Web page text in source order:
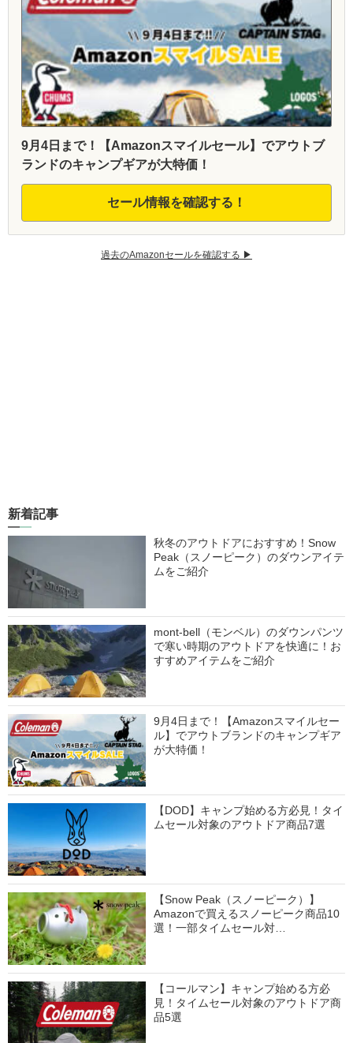
9月4日まで！【Amazonスマイルセール】でアウトブ
ランドのキャンプギアが大特価！
セール情報を確認する！
過去のAmazonセールを確認する ▶︎
新着記事
秋冬のアウトドアにおすすめ！Snow
Peak（スノーピーク）のダウンアイテ
ムをご紹介
mont-bell（モンベル）のダウンパンツ
で寒い時期のアウトドアを快適に！お
すすめアイテムをご紹介
9月4日まで！【Amazonスマイルセー
ル】でアウトブランドのキャンプギア
が大特価！
【DOD】キャンプ始める方必見！タイ
ムセール対象のアウトドア商品7選
【Snow Peak（スノーピーク）】
Amazonで買えるスノーピーク商品10
選！一部タイムセール対…
【コールマン】キャンプ始める方必
見！タイムセール対象のアウトドア商
品5選